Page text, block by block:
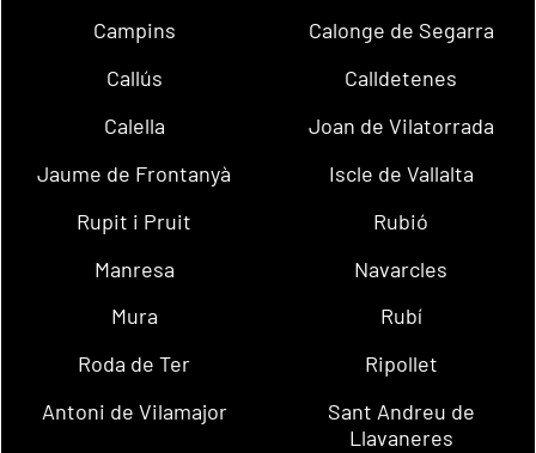
Campins
Calonge de Segarra
Callús
Calldetenes
Calella
Joan de Vilatorrada
Jaume de Frontanyà
Iscle de Vallalta
Rupit i Pruit
Rubió
Manresa
Navarcles
Mura
Rubí
Roda de Ter
Ripollet
Antoni de Vilamajor
Sant Andreu de
Llavaneres